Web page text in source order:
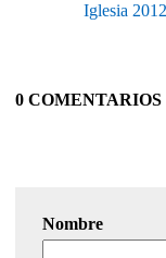
Iglesia
0 COMENTARIOS
Nombre